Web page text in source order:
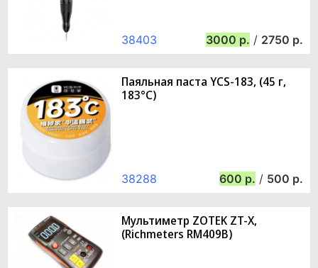
38403 3000 / 2750
Паяльная паста YCS-183, (45 г,
183°C)
38288 600 / 500
Мультиметр ZOTEK ZT-X,
(Richmeters RM409B)